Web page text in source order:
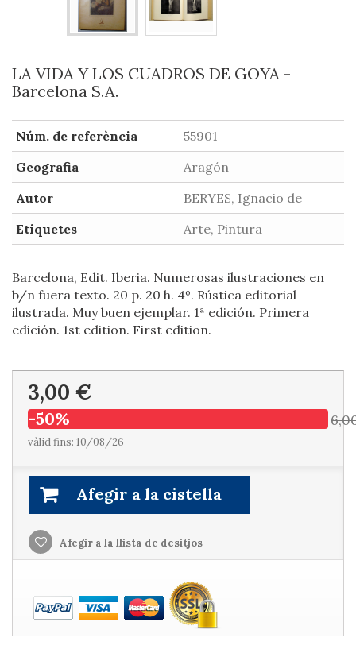
LA VIDA Y LOS CUADROS DE GOYA -
Barcelona S.A.
Núm. de referència
55901
Geografia
Aragón
Autor
BERYES, Ignacio de
Etiquetes
Arte, Pintura
Barcelona, Edit. Iberia. Numerosas ilustraciones en
b/n fuera texto. 20 p. 20 h. 4º. Rústica editorial
ilustrada. Muy buen ejemplar. 1ª edición. Primera
edición. 1st edition. First edition.
3,00 €
-50%
vàlid fins: 10/08/26
Afegir a la cistella
Afegir a la llista de desitjos